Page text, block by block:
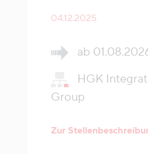
04.12.2025
ab
HGK
Group
Zur